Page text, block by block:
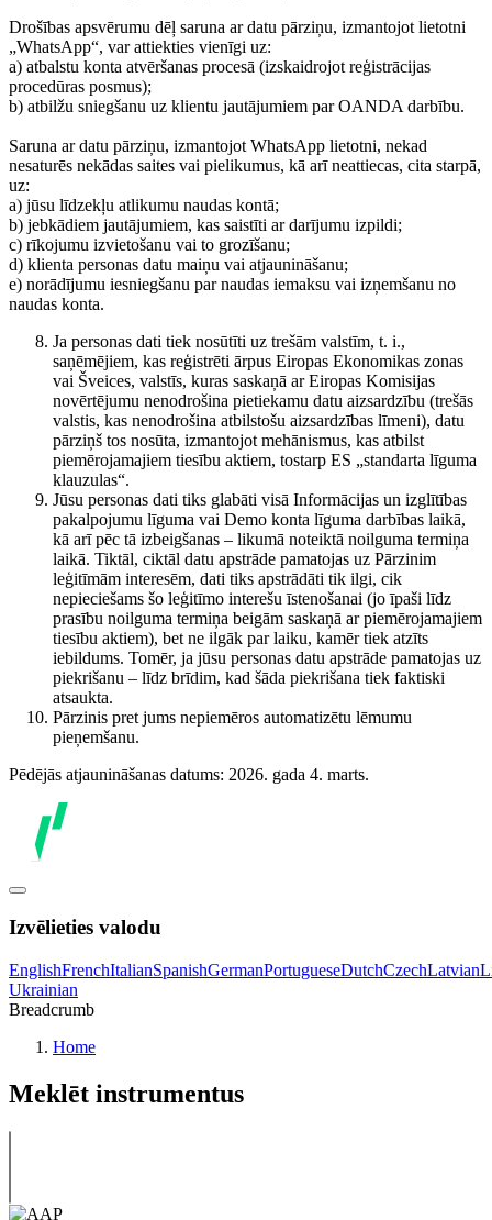
Drošības apsvērumu dēļ saruna ar datu pārziņu, izmantojot lietotni
„WhatsApp“, var attiekties vienīgi uz:
a) atbalstu konta atvēršanas procesā (izskaidrojot reģistrācijas
procedūras posmus);
b) atbilžu sniegšanu uz klientu jautājumiem par OANDA darbību.
Saruna ar datu pārziņu, izmantojot WhatsApp lietotni, nekad
nesaturēs nekādas saites vai pielikumus, kā arī neattiecas, cita starpā,
uz:
a) jūsu līdzekļu atlikumu naudas kontā;
b) jebkādiem jautājumiem, kas saistīti ar darījumu izpildi;
c) rīkojumu izvietošanu vai to grozīšanu;
d) klienta personas datu maiņu vai atjaunināšanu;
e) norādījumu iesniegšanu par naudas iemaksu vai izņemšanu no
naudas konta.
Ja personas dati tiek nosūtīti uz trešām valstīm, t. i.,
saņēmējiem, kas reģistrēti ārpus Eiropas Ekonomikas zonas
vai Šveices, valstīs, kuras saskaņā ar Eiropas Komisijas
novērtējumu nenodrošina pietiekamu datu aizsardzību (trešās
valstis, kas nenodrošina atbilstošu aizsardzības līmeni), datu
pārziņš tos nosūta, izmantojot mehānismus, kas atbilst
piemērojamajiem tiesību aktiem, tostarp ES „standarta līguma
klauzulas“.
Jūsu personas dati tiks glabāti visā Informācijas un izglītības
pakalpojumu līguma vai Demo konta līguma darbības laikā,
kā arī pēc tā izbeigšanas – likumā noteiktā noilguma termiņa
laikā. Tiktāl, ciktāl datu apstrāde pamatojas uz Pārzinim
leģitīmām interesēm, dati tiks apstrādāti tik ilgi, cik
nepieciešams šo leģitīmo interešu īstenošanai (jo īpaši līdz
prasību noilguma termiņa beigām saskaņā ar piemērojamajiem
tiesību aktiem), bet ne ilgāk par laiku, kamēr tiek atzīts
iebildums. Tomēr, ja jūsu personas datu apstrāde pamatojas uz
piekrišanu – līdz brīdim, kad šāda piekrišana tiek faktiski
atsaukta.
Pārzinis pret jums nepiemēros automatizētu lēmumu
pieņemšanu.
Pēdējās atjaunināšanas datums: 2026. gada 4. marts.
Izvēlieties valodu
EnglishFrenchItalianSpanishGermanPortugueseDutchCzechLatvian
Ukrainian
Breadcrumb
Home
Meklēt instrumentus